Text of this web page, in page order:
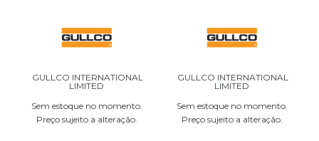
GULLCO INTERNATIONAL
LIMITED
Sem estoque no momento.
Preço sujeito a alteração.
GULLCO INTERNATIONAL
LIMITED
Sem estoque no momento.
Preço sujeito a alteração.